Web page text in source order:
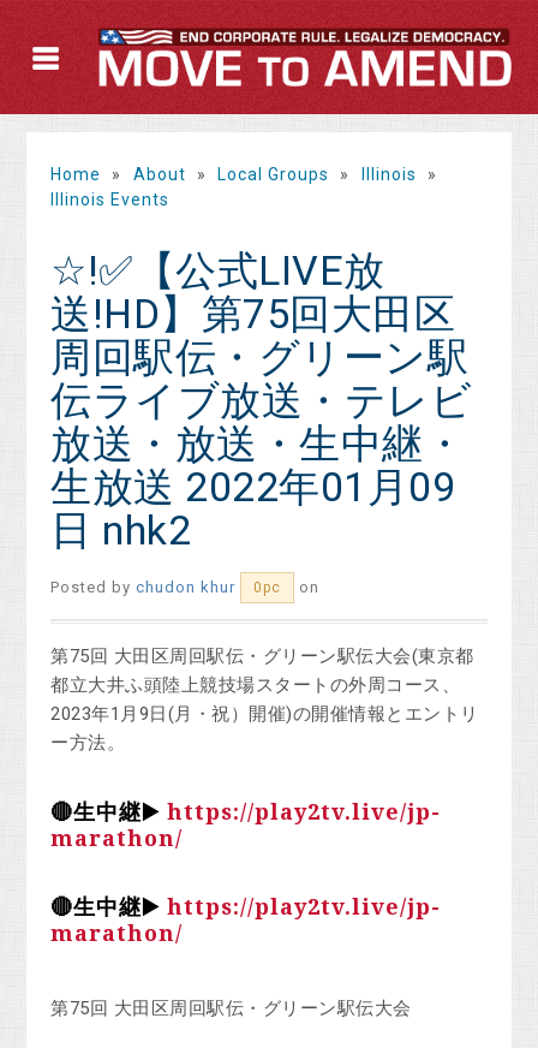
Home » About » Local Groups » Illinois
»
Illinois Events
☆!✅【公式LIVE放
送!HD】第75回大田区
周回駅伝・グリーン駅
伝ライブ放送・テレビ
放送・放送・生中継・
生放送 2022年01月09
日 nhk2
Posted bychudon khur 0pc on
第75回 大田区周回駅伝・グリーン駅伝大会(東京都
都立大井ふ頭陸上競技場スタートの外周コース、
2023年1月9日(月・祝）開催)の開催情報とエントリ
ー方法。
🔴生中継▶️https://play2tv.live/jp-
marathon/
🔴生中継▶️https://play2tv.live/jp-
marathon/
第75回 大田区周回駅伝・グリーン駅伝大会